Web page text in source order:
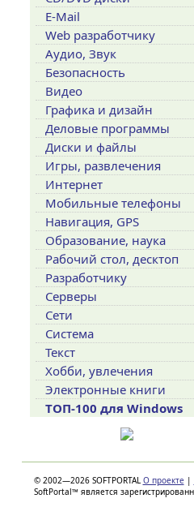
E-Mail
Web разработчику
Аудио, Звук
Безопасность
Видео
Графика и дизайн
Деловые программы
Диски и файлы
Игры, развлечения
Интернет
Мобильные телефоны
Навигация, GPS
Образование, наука
Рабочий стол, десктоп
Разработчику
Серверы
Сети
Система
Текст
Хобби, увлечения
Электронные книги
ТОП-100 для Windows
© 2002—2026 SOFTPORTAL О проекте |
SoftPortal™ является